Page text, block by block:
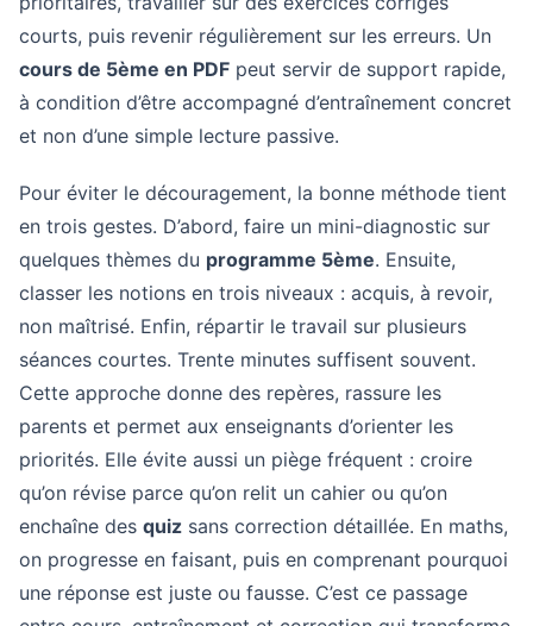
courts, puis revenir régulièrement sur les erreurs. Un
cours de 5ème en PDF peut servir de support rapide,
à condition d’être accompagné d’entraînement concret
et non d’une simple lecture passive.
Pour éviter le découragement, la bonne méthode tient
en trois gestes. D’abord, faire un mini-diagnostic sur
quelques thèmes du programme 5ème. Ensuite,
classer les notions en trois niveaux : acquis, à revoir,
non maîtrisé. Enfin, répartir le travail sur plusieurs
séances courtes. Trente minutes suffisent souvent.
Cette approche donne des repères, rassure les
parents et permet aux enseignants d’orienter les
priorités. Elle évite aussi un piège fréquent : croire
qu’on révise parce qu’on relit un cahier ou qu’on
enchaîne des quiz sans correction détaillée. En maths,
on progresse en faisant, puis en comprenant pourquoi
une réponse est juste ou fausse. C’est ce passage